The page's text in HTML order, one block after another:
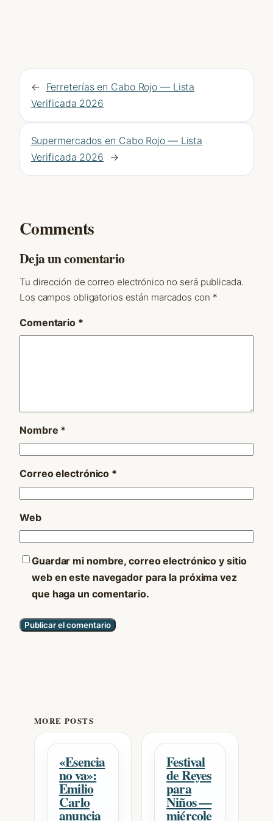
← Ferreterías en Cabo Rojo — Lista
Verificada 2026
Supermercados en Cabo Rojo — Lista
Verificada 2026
→
Comments
Deja un comentario
Tu dirección de correo electrónico no será publicada.
Los campos obligatorios están marcados con *
Comentario *
Nombre *
Correo electrónico *
Web
Guardar mi nombre, correo electrónico y sitio
web en este navegador para la próxima vez
que haga un comentario.
MORE POSTS
«Esencia
no va»:
Emilio
Carlo
anuncia
Festival
de Reyes
para
Niños —
miércole